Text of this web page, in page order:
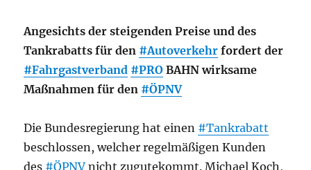
Angesichts der steigenden Preise und des
Tankrabatts für den #Autoverkehr fordert der
#Fahrgastverband #PRO BAHN wirksame
Maßnahmen für den #ÖPNV
Die Bundesregierung hat einen #Tankrabatt
beschlossen, welcher regelmäßigen Kunden
des #ÖPNV nicht zugutekommt. Michael Koch,